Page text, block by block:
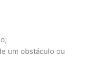
um obstáculo ou